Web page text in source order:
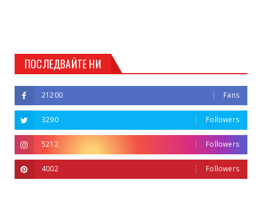
ПОСЛЕДВАЙТЕ НИ
21200 Fans
3290 Followers
5212 Followers
4002 Followers